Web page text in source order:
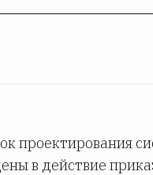
проектирования
в действие